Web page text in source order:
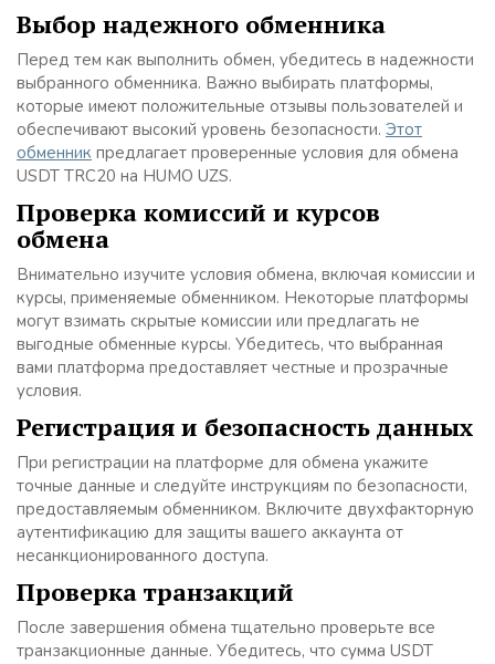
Выбор надежного обменника
Перед тем как выполнить обмен, убедитесь в надежности
выбранного обменника. Важно выбирать платформы,
которые имеют положительные отзывы пользователей и
обеспечивают высокий уровень безопасности. Этот
обменник предлагает проверенные условия для обмена
USDT TRC20 на HUMO UZS.
Проверка комиссий и курсов
обмена
Внимательно изучите условия обмена, включая комиссии и
курсы, применяемые обменником. Некоторые платформы
могут взимать скрытые комиссии или предлагать не
выгодные обменные курсы. Убедитесь, что выбранная
вами платформа предоставляет честные и прозрачные
условия.
Регистрация и безопасность данных
При регистрации на платформе для обмена укажите
точные данные и следуйте инструкциям по безопасности,
предоставляемым обменником. Включите двухфакторную
аутентификацию для защиты вашего аккаунта от
несанкционированного доступа.
Проверка транзакций
После завершения обмена тщательно проверьте все
транзакционные данные. Убедитесь, что сумма USDT